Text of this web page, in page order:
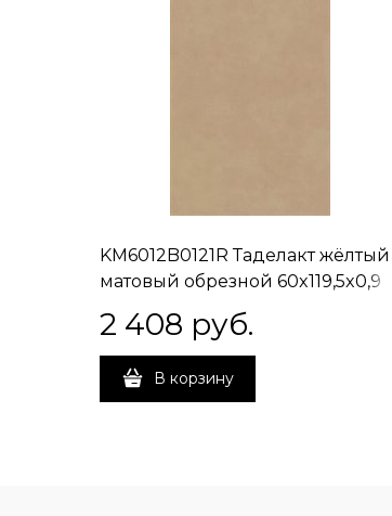
KM6012B0121R Таделакт жёлтый
матовый обрезной 60x119,5x0,9
2 408 руб.
В корзину